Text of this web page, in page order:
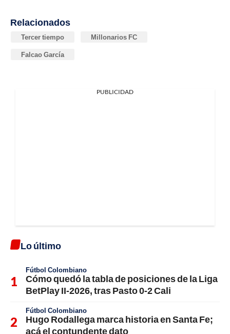
Relacionados
Tercer tiempo Millonarios FC
Falcao García
PUBLICIDAD
Lo último
Fútbol Colombiano
Cómo quedó la tabla de posiciones de la Liga
BetPlay II-2026, tras Pasto 0-2 Cali
Fútbol Colombiano
Hugo Rodallega marca historia en Santa Fe;
acá el contundente dato